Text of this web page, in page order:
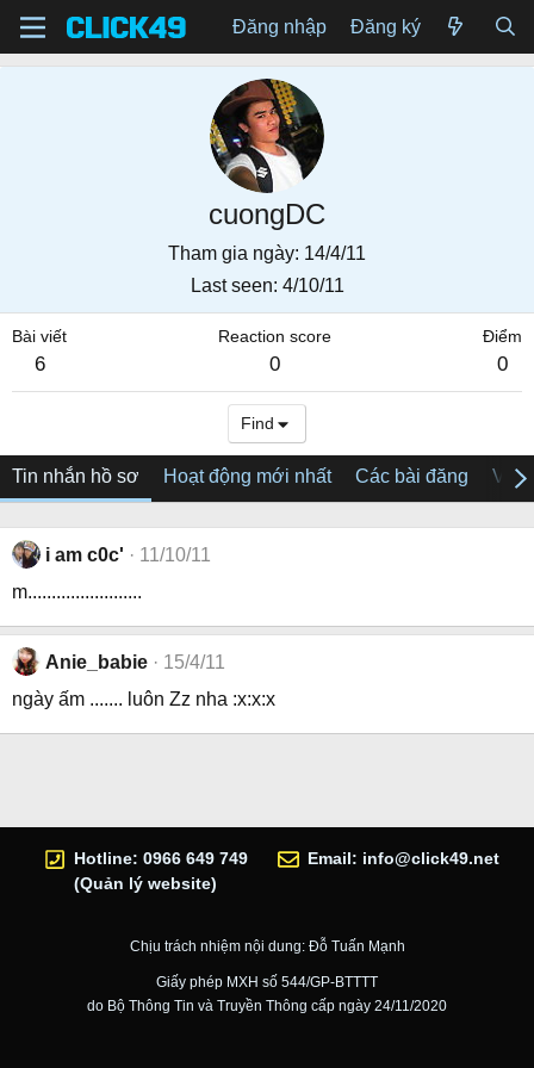
Đăng nhập Đăng ký
cuongDC
Tham gia ngày 14/4/11
Last seen 4/10/11
Bài viết
6
Reaction score
0
Điểm
0
Find
Tin nhắn hồ sơ Hoạt động mới nhất Các bài đăng Về
i am c0c'
11/10/11
m........................
Anie_babie
15/4/11
ngày ấm ....... luôn Zz nha :x:x:x
Hotline: 0966 649 749
(Quản lý website)
Email: info@click49.net
Chịu trách nhiệm nội dung: Đỗ Tuấn Mạnh
Giấy phép MXH số 544/GP-BTTTT
do Bộ Thông Tin và Truyền Thông cấp ngày 24/11/2020